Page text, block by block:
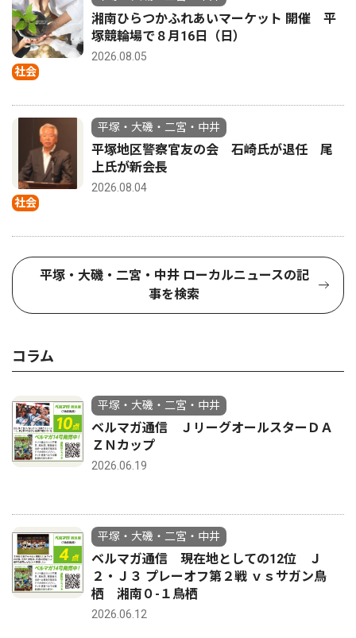
社会
湘南ひらつかふれあいマーケット 開催 平
塚競輪場で８月16日（日）
2026.08.05
社会
平塚・大磯・二宮・中井
平塚地区警察官友の会 石崎氏が退任 尾
上氏が新会長
2026.08.04
平塚・大磯・二宮・中井 ローカルニュースの記
事を検索
コラム
平塚・大磯・二宮・中井
ベルマガ通信 ＪリーグオールスターＤＡ
ＺＮカップ
2026.06.19
平塚・大磯・二宮・中井
ベルマガ通信 現在地としての12位 Ｊ
２・Ｊ３ プレーオフ第２戦 ｖｓサガン鳥
栖 湘南０-１鳥栖
2026.06.12